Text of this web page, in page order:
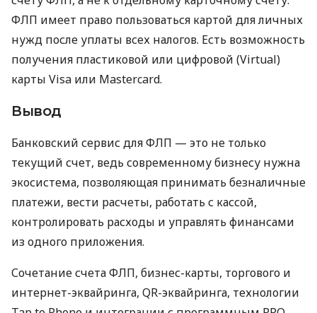
ФЛП имеет право пользоваться картой для личных
нужд после уплаты всех налогов. Есть возможность
получения пластиковой или цифровой (Virtual)
карты Visa или Mastercard.
Вывод
Банковский сервис для ФЛП — это не только
текущий счет, ведь современному бизнесу нужна
экосистема, позволяющая принимать безналичные
платежи, вести расчеты, работать с кассой,
контролировать расходы и управлять финансами
из одного приложения.
Сочетание счета ФЛП, бизнес-карты, торгового и
интернет-эквайринга, QR-эквайринга, технологии